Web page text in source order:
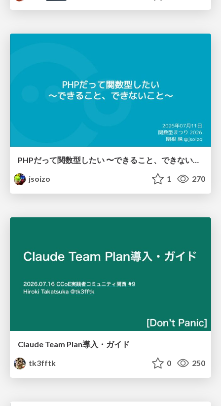
PHPだって関数型したい 〜できること、できないこと〜 / fp-in-php
jsoizo
1 270
Claude Team Plan導入・ガイド
tk3fftk
0 250